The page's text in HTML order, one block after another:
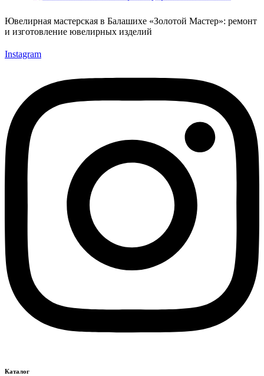
Ювелирная мастерская в Балашихе «Золотой Мастер»: ремонт
и изготовление ювелирных изделий
Instagram
Каталог